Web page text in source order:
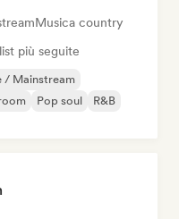
Musica country
più seguite
/ Mainstream
Pop soul
R&B